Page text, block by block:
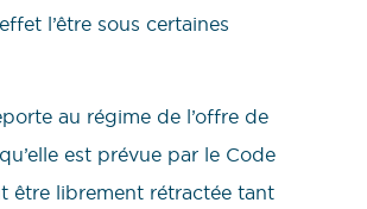
l’être sous certaines
au régime de l’offre de
est prévue par le Code
être librement rétractée tant